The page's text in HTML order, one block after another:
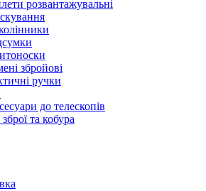
розвантажувальні
збройові
ручки
до телескопів
та кобура